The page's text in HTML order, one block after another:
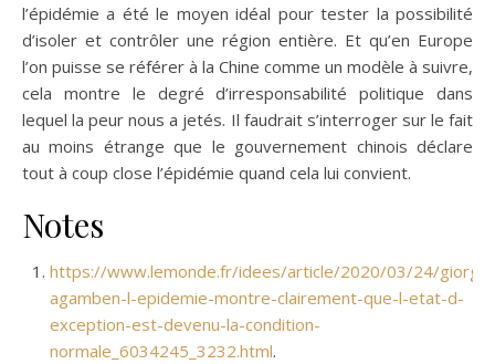
l’épidémie a été le moyen idéal pour tester la possibilité
d’isoler et contrôler une région entière. Et qu’en Europe
l’on puisse se référer à la Chine comme un modèle à suivre,
cela montre le degré d’irresponsabilité politique dans
lequel la peur nous a jetés. Il faudrait s’interroger sur le fait
au moins étrange que le gouvernement chinois déclare
tout à coup close l’épidémie quand cela lui convient.
Notes
https://www.lemonde.fr/idees/article/2020/03/24/
agamben-l-epidemie-montre-clairement-que-l-etat-d-
exception-est-devenu-la-condition-
normale_6034245_3232.html.